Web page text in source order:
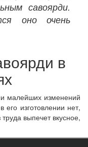
савоярди.
оно очень
в
малейших изменений
его изготовлении нет,
выпечет вкусное,